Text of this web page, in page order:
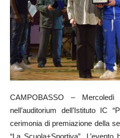
CAMPOBASSO –
nell’auditorium dell’Istituto IC
cerimonia di premiazione della
“La Scuola+Sportiva”.